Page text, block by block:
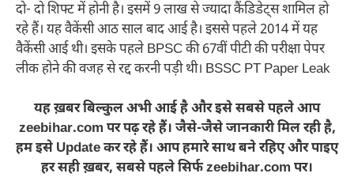
दो- दो शिफ्ट में होनी है। इसमें 9 लाख से ज्यादा कैंडिडेट्स शामिल हो
रहे हैं। यह वैकेंसी आठ साल बाद आई है। इससे पहले 2014 में यह
वैकेंसी आई थी। इसके पहले BPSC की 67वीं पीटी की परीक्षा पेपर
लीक होने की वजह से रद्द करनी पड़ी थी। BSSC PT Paper Leak
यह ख़बर बिल्कुल अभी आई है और इसे सबसे पहले आप
zeebihar.com पर पढ़ रहे हैं। जैसे-जैसे जानकारी मिल रही है,
हम इसे Update कर रहे हैं। आप हमारे साथ बने रहिए और पाइए
हर सही ख़बर, सबसे पहले सिर्फ zeebihar.com पर।